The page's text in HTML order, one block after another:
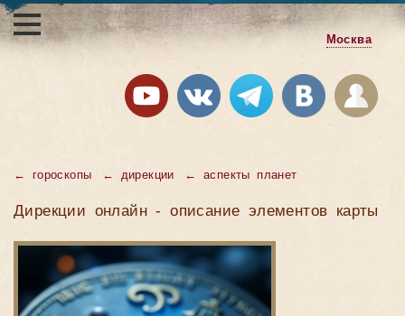
Москва
← гороскопы ← дирекции ← аспекты планет
Дирекции онлайн - описание элементов карты